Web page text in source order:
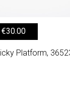
Original price was: €70.00.
€30.00Η τρέχουσα τιμή είναι: €30.00.
Platform,